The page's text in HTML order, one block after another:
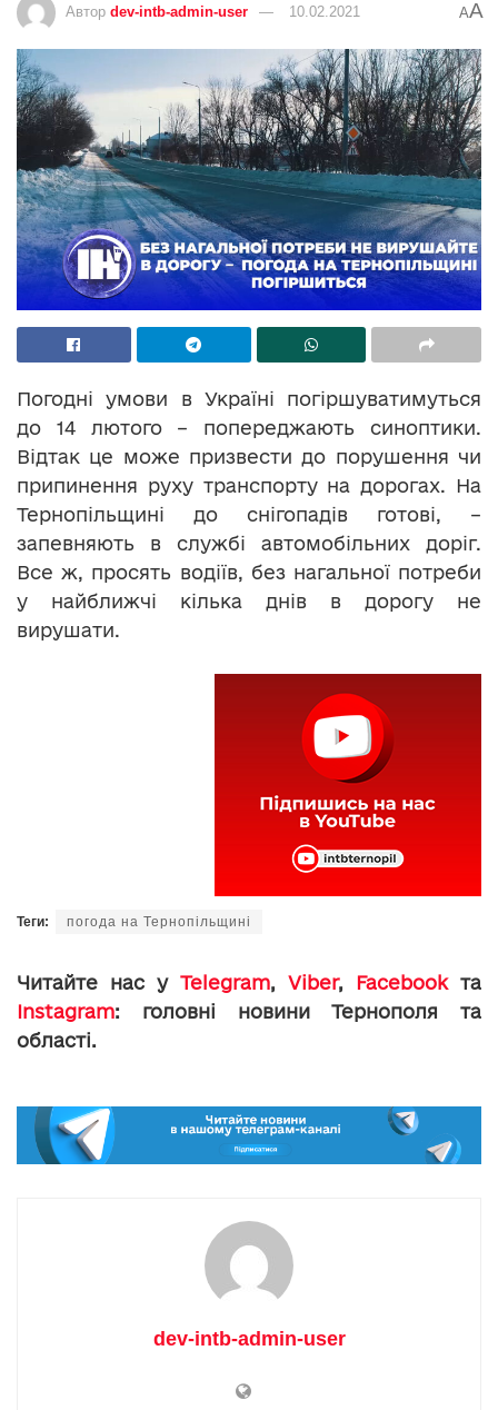
Автор dev-intb-admin-user 10.02.2021 AA
Погодні умови в Україні погіршуватимуться
до 14 лютого – попереджають синоптики.
Відтак це може призвести до порушення чи
припинення руху транспорту на дорогах. На
Тернопільщині до снігопадів готові, –
запевняють в службі автомобільних доріг.
Все ж, просять водіїв, без нагальної потреби
у найближчі кілька днів в дорогу не
вирушати.
Теги: погода на Тернопільщині
Читайте нас у Telegram, Viber, Facebookта
Instagram: головні новини Тернополя та
області.
dev-intb-admin-user